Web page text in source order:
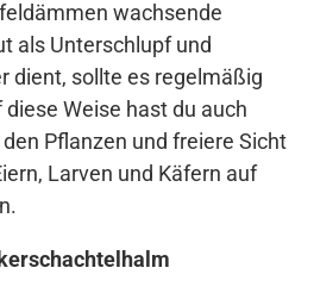
wachsende
als Unterschlupf und
dient, sollte es regelmäßig
Weise hast du auch
Pflanzen und freiere Sicht
Larven und Käfern auf